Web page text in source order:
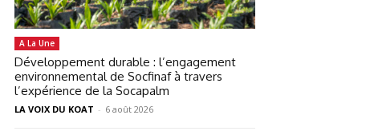
A La Une
Développement durable : l’engagement
environnemental de Socfinaf à travers
l’expérience de la Socapalm
LA VOIX DU KOAT - 6 août 2026